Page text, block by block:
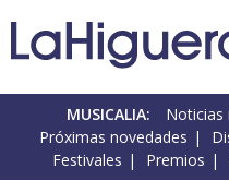
MUSICALIA: Noticias
Próximas novedades
Festivales
Premios